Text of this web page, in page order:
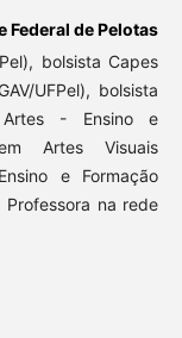
Federal de Pelotas
bolsista Capes
UFPel), bolsista
Artes - Ensino e
Artes Visuais
e Formação
Professora na rede